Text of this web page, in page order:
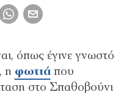
όπως έγινε γνωστό
η φωτιάπου
στο Σπαθοβούνι